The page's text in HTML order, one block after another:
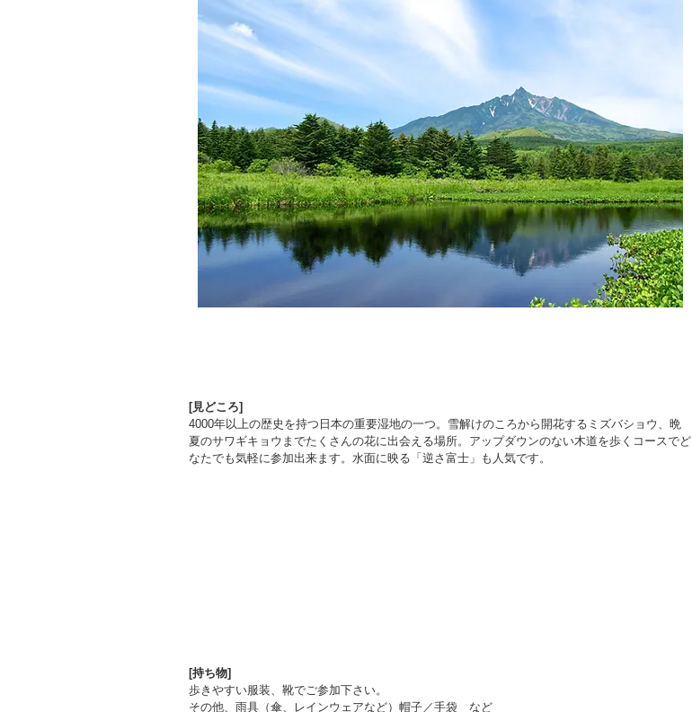
[見どころ]
4000年以上の歴史を持つ日本の重要湿地の一つ。雪解けのころから開花するミズバショウ、晩
夏のサワギキョウまでたくさんの花に出会える場所。アップダウンのない木道を歩くコースでど
なたでも気軽に参加出来ます。 水面に映る「逆さ富士」も人気です。
[持ち物]
歩きやすい服装、靴でご参加下さい。
その他、雨具（傘、レインウェアなど） 帽子／手袋 など